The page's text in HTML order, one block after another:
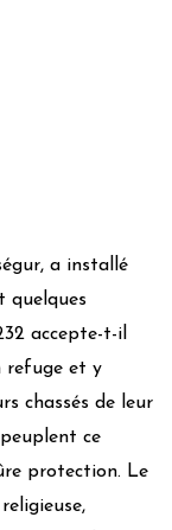
a installé
quelques
accepte-t-il
refuge et y
chassés de leur
ce
protection. Le